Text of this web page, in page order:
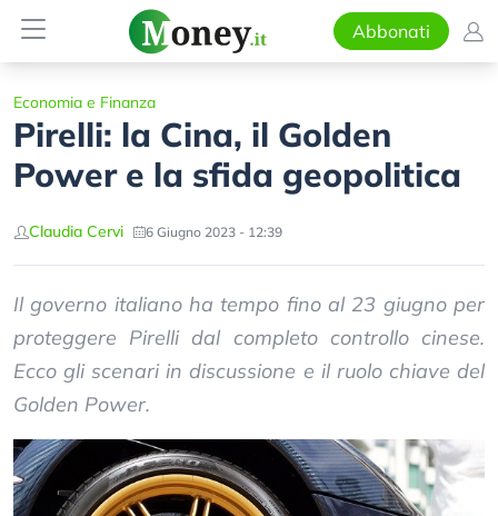
Abbonati
Economia e Finanza
Pirelli: la Cina, il Golden
Power e la sfida geopolitica
Claudia Cervi 6 Giugno 2023 - 12:39
Il governo italiano ha tempo fino al 23 giugno per
proteggere Pirelli dal completo controllo cinese.
Ecco gli scenari in discussione e il ruolo chiave del
Golden Power.